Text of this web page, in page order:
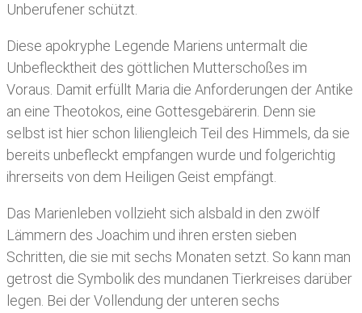
Unberufener schützt.
Diese apokryphe Legende Mariens untermalt die
Unbeflecktheit des göttlichen Mutterschoßes im
Voraus. Damit erfüllt Maria die Anforderungen der Antike
an eine Theotokos, eine Gottesgebärerin. Denn sie
selbst ist hier schon liliengleich Teil des Himmels, da sie
bereits unbefleckt empfangen wurde und folgerichtig
ihrerseits von dem Heiligen Geist empfängt.
Das Marienleben vollzieht sich alsbald in den zwölf
Lämmern des Joachim und ihren ersten sieben
Schritten, die sie mit sechs Monaten setzt. So kann man
getrost die Symbolik des mundanen Tierkreises darüber
legen. Bei der Vollendung der unteren sechs